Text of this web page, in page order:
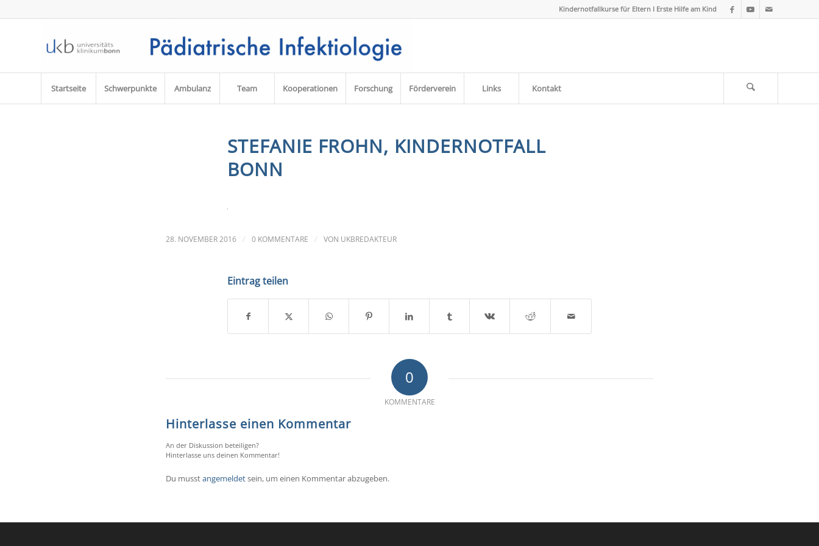
Kindernotfallkurse für Eltern I Erste Hilfe am Kind
Startseite Schwerpunkte Ambulanz Team Kooperationen Forschung Förderverein Links Kontakt
STEFANIE FROHN, KINDERNOTFALL
BONN
28. NOVEMBER 2016 / 0 KOMMENTARE / VON UKBREDAKTEUR
Eintrag teilen
0
KOMMENTARE
Hinterlasse einen Kommentar
An der Diskussion beteiligen?
Hinterlasse uns deinen Kommentar!
Du musstangemeldetsein, um einen Kommentar abzugeben.